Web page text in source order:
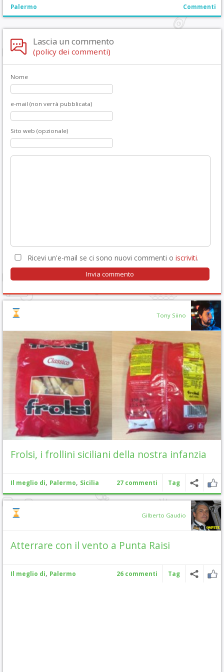
Palermo Commenti
Lascia un commento
(policy dei commenti)
Nome
e-mail (non verrà pubblicata)
Sito web (opzionale)
Ricevi un'e-mail se ci sono nuovi commenti o iscriviti.
Tony Siino
Frolsi, i frollini siciliani della nostra infanzia
Il meglio di, Palermo, Sicilia 27 commenti Tag
Gilberto Gaudio
Atterrare con il vento a Punta Raisi
Il meglio di, Palermo 26 commenti Tag